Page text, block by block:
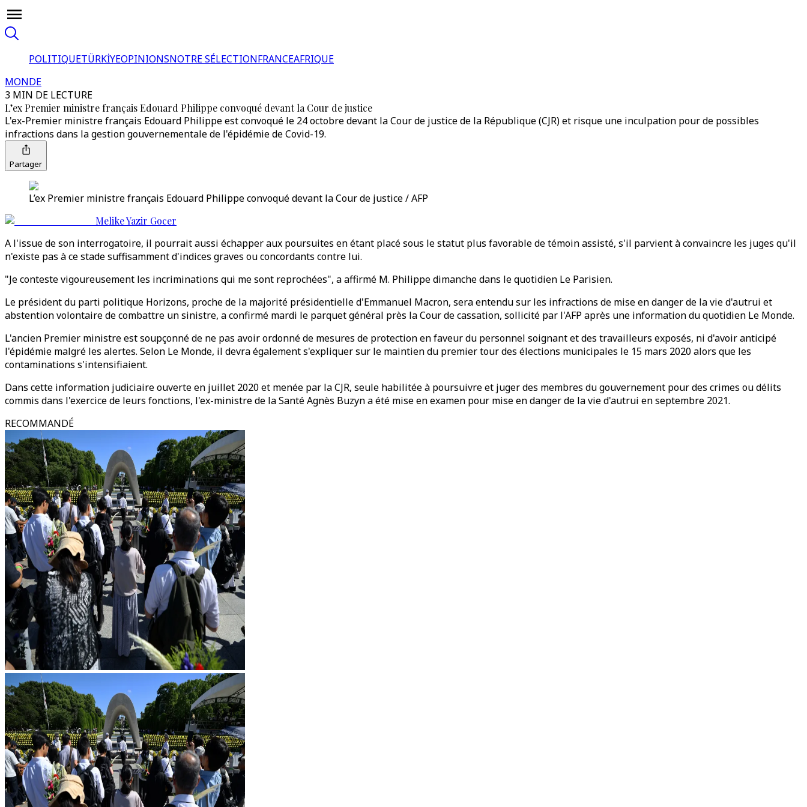
POLITIQUETÜRKİYEOPINIONSNOTRE SÉLECTIONFRANCEAFRIQUE
MONDE
3 MIN DE LECTURE
L’ex Premier ministre français Edouard Philippe convoqué devant la Cour de justice
L'ex-Premier ministre français Edouard Philippe est convoqué le 24 octobre devant la Cour de justice de la République (CJR) et risque une inculpation pour de possibles
infractions dans la gestion gouvernementale de l'épidémie de Covid-19.
Partager
L’ex Premier ministre français Edouard Philippe convoqué devant la Cour de justice / AFP
Melike Yazir Gocer
A l'issue de son interrogatoire, il pourrait aussi échapper aux poursuites en étant placé sous le statut plus favorable de témoin assisté, s'il parvient à convaincre les juges qu'il
n'existe pas à ce stade suffisamment d'indices graves ou concordants contre lui.
"Je conteste vigoureusement les incriminations qui me sont reprochées", a affirmé M. Philippe dimanche dans le quotidien Le Parisien.
Le président du parti politique Horizons, proche de la majorité présidentielle d'Emmanuel Macron, sera entendu sur les infractions de mise en danger de la vie d'autrui et
abstention volontaire de combattre un sinistre, a confirmé mardi le parquet général près la Cour de cassation, sollicité par l'AFP après une information du quotidien Le Monde.
L'ancien Premier ministre est soupçonné de ne pas avoir ordonné de mesures de protection en faveur du personnel soignant et des travailleurs exposés, ni d'avoir anticipé
l'épidémie malgré les alertes. Selon Le Monde, il devra également s'expliquer sur le maintien du premier tour des élections municipales le 15 mars 2020 alors que les
contaminations s'intensifiaient.
Dans cette information judiciaire ouverte en juillet 2020 et menée par la CJR, seule habilitée à poursuivre et juger des membres du gouvernement pour des crimes ou délits
commis dans l'exercice de leurs fonctions, l'ex-ministre de la Santé Agnès Buzyn a été mise en examen pour mise en danger de la vie d'autrui en septembre 2021.
RECOMMANDÉ